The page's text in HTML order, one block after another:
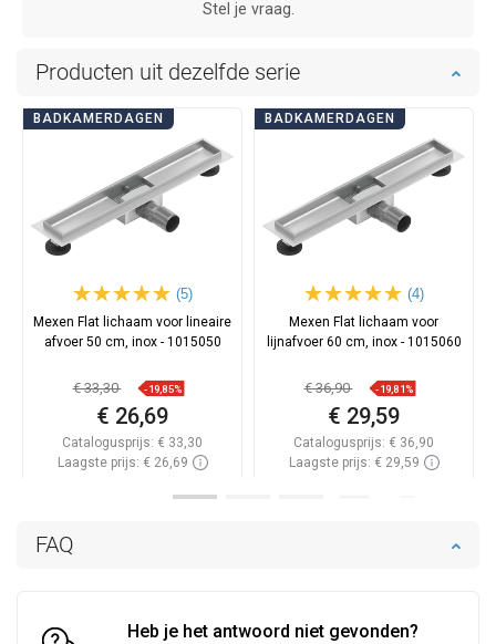
FAQ
Heb je het antwoord niet gevonden?
Stel je vraag.
Producten uit dezelfde serie
BADKAMERDAGEN
(5)
Mexen Flat lichaam voor lineaire
afvoer 50 cm, inox - 1015050
€ 33,30 -19,85%
€ 26,69
Catalogusprijs: € 33,30
Laagste prijs: € 26,69
BADKAMERDAGEN
(4)
Mexen Flat lichaam voor
lijnafvoer 60 cm, inox - 1015060
€ 36,90 -19,81%
€ 29,59
Catalogusprijs: € 36,90
Laagste prijs: € 29,59